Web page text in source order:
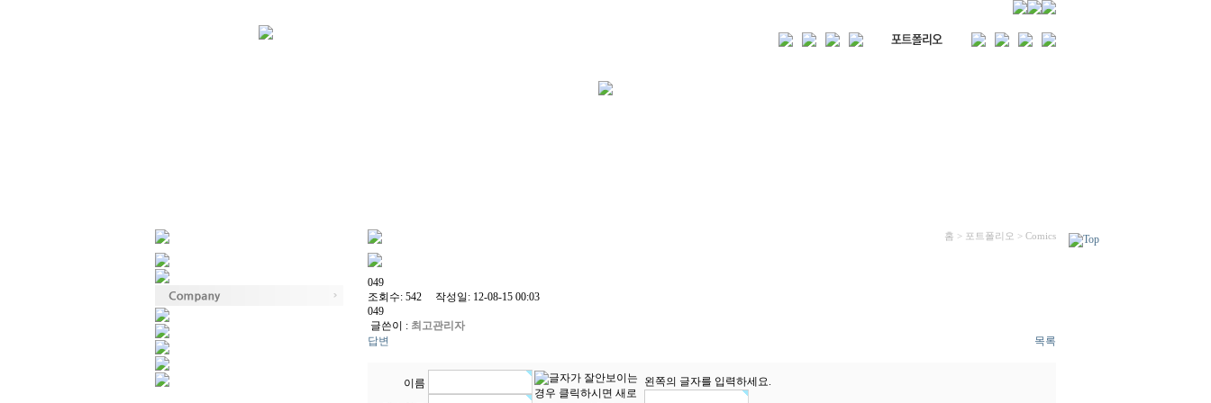
홈 > 포트폴리오 > Comics
049
조회수: 542 작성일: 12-08-15 00:03
049
글쓴이 : 최고관리자
답변
목록
이름
왼쪽의 글자를 입력하세요.